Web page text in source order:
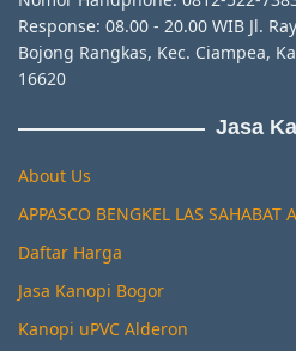
Response: 08.00 - 20.00 WIB Jl.
Bojong Rangkas, Kec. Ciampea,
16620
Jasa
About Us
APPASCO BENGKEL LAS SAHABAT
Daftar Harga
Jasa Kanopi Bogor
Kanopi uPVC Alderon